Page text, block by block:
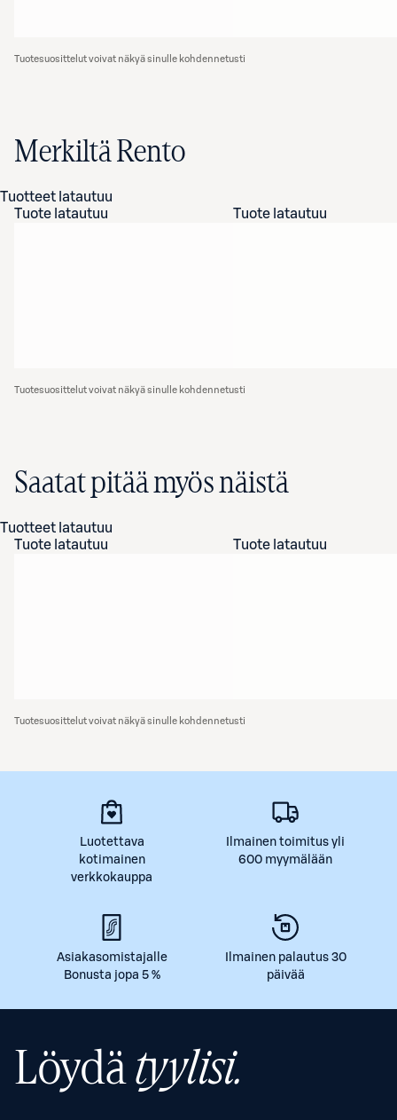
Tuotesuosittelut voivat näkyä sinulle kohdennetusti
Merkiltä Rento
Tuotteet latautuu
Tuote latautuu
Tuote latautuu
Tuotesuosittelut voivat näkyä sinulle kohdennetusti
Saatat pitää myös näistä
Tuotteet latautuu
Tuote latautuu
Tuote latautuu
Tuotesuosittelut voivat näkyä sinulle kohdennetusti
Luotettava
kotimainen
verkkokauppa
Ilmainen toimitus yli
600 myymälään
Asiakasomistajalle
Bonusta jopa 5 %
Ilmainen palautus 30
päivää
Löydätyylisi.